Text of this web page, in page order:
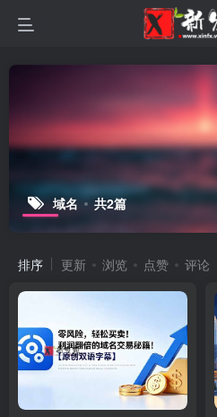
域名 共2篇
排序 更新 浏览 点赞 评论